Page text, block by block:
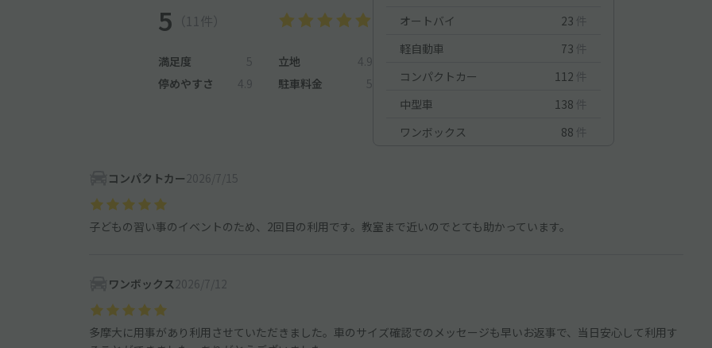
5 （11件）
満足度 5 立地
4.9
停めやすさ
4.9 駐車料金 5
オートバイ
23 件
軽自動車
73 件
コンパクトカー
112 件
中型車
138 件
ワンボックス
88 件
コンパクトカー 2026/7/15
子どもの習い事のイベントのため、2回目の利用です。教室まで近いのでとても助かっています。
ワンボックス 2026/7/12
多摩大に用事があり利用させていただきました。車のサイズ確認でのメッセージも早いお返事で、当日安心して利用す